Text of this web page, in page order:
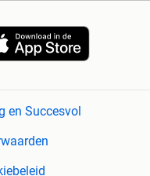
en Succesvol